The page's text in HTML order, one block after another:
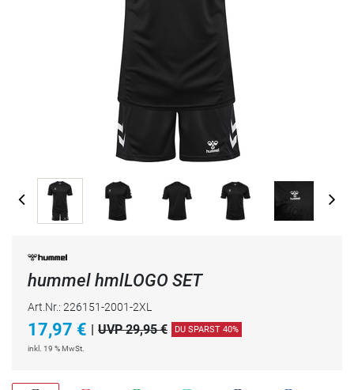
hummel hmlLOGO SET
Art.Nr.: 226151-2001-2XL
17,97 € | UVP 29,95 € DU SPARST 40%
inkl. 19 % MwSt.